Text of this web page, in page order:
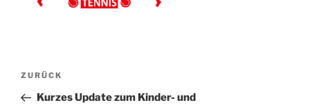
Beitragsnavigation
Vorheriger
Beitrag
ZURÜCK
Kurzes Update zum Kinder- und